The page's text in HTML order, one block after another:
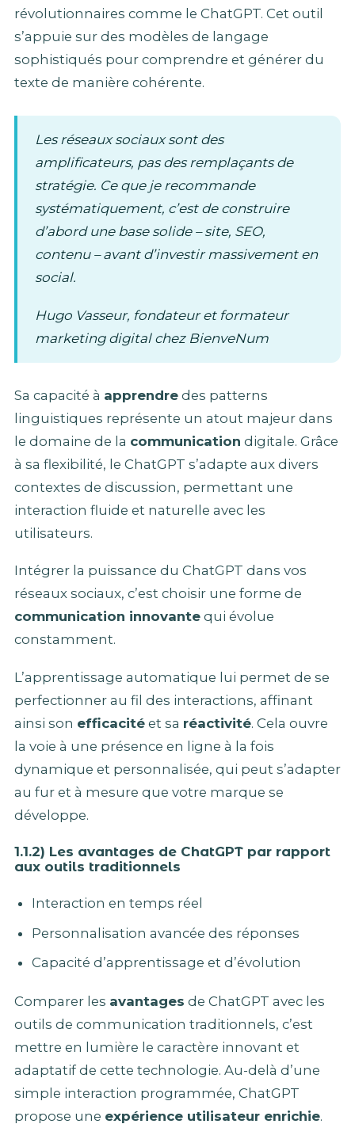
révolutionnaires comme le ChatGPT. Cet outil
s’appuie sur des modèles de langage
sophistiqués pour comprendre et générer du
texte de manière cohérente.
Les réseaux sociaux sont des
amplificateurs, pas des remplaçants de
stratégie. Ce que je recommande
systématiquement, c’est de construire
d’abord une base solide – site, SEO,
contenu – avant d’investir massivement en
social.
Hugo Vasseur, fondateur et formateur
marketing digital chez BienveNum
Sa capacité à apprendre des patterns
linguistiques représente un atout majeur dans
le domaine de la communication digitale. Grâce
à sa flexibilité, le ChatGPT s’adapte aux divers
contextes de discussion, permettant une
interaction fluide et naturelle avec les
utilisateurs.
Intégrer la puissance du ChatGPT dans vos
réseaux sociaux, c’est choisir une forme de
communication innovante qui évolue
constamment.
L’apprentissage automatique lui permet de se
perfectionner au fil des interactions, affinant
ainsi son efficacité et sa réactivité. Cela ouvre
la voie à une présence en ligne à la fois
dynamique et personnalisée, qui peut s’adapter
au fur et à mesure que votre marque se
développe.
1.1.2) Les avantages de ChatGPT par rapport
aux outils traditionnels
Interaction en temps réel
Personnalisation avancée des réponses
Capacité d’apprentissage et d’évolution
Comparer les avantages de ChatGPT avec les
outils de communication traditionnels, c’est
mettre en lumière le caractère innovant et
adaptatif de cette technologie. Au-delà d’une
simple interaction programmée, ChatGPT
propose une expérience utilisateur enrichie.